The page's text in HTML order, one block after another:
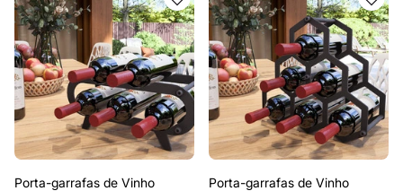
Porta-garrafas de Vinho
Porta-garrafas de Vinho